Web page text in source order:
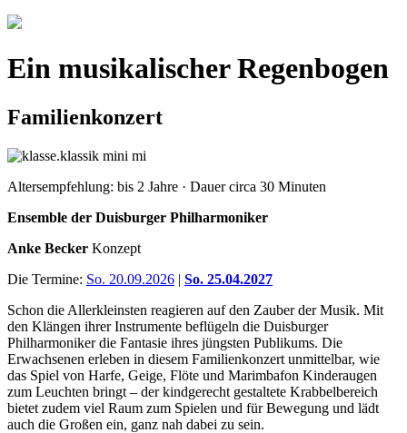
Ein musikalischer Regenbogen
Familienkonzert
Altersempfehlung: bis 2 Jahre · Dauer circa 30 Minuten
Ensemble der Duisburger Philharmoniker
Anke Becker Konzept
Die Termine: So. 20.09.2026 | So. 25.04.2027
Schon die Allerkleinsten reagieren auf den Zauber der Musik. Mit
den Klängen ihrer Instrumente beflügeln die Duisburger
Philharmoniker die Fantasie ihres jüngsten Publikums. Die
Erwachsenen erleben in diesem Familienkonzert unmittelbar, wie
das Spiel von Harfe, Geige, Flöte und Marimbafon Kinderaugen
zum Leuchten bringt – der kindgerecht gestaltete Krabbelbereich
bietet zudem viel Raum zum Spielen und für Bewegung und lädt
auch die Großen ein, ganz nah dabei zu sein.